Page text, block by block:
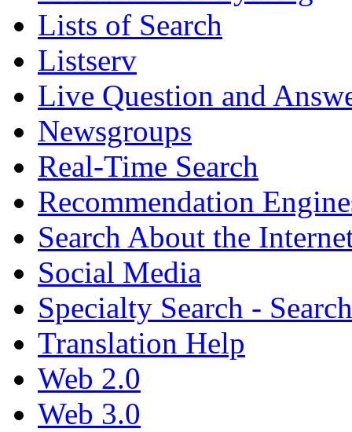
Lists of Search
Listserv
Live Question and
Newsgroups
Real-Time Search
Recommendation
Search About the
Social Media
Specialty Search -
Translation Help
Web 2.0
Web 3.0